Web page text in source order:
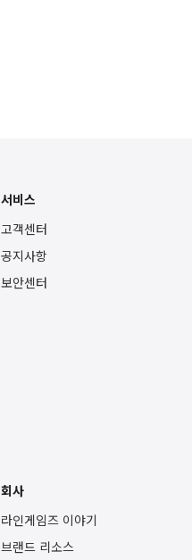
서비스
고객센터
공지사항
보안센터
회사
라인게임즈 이야기
브랜드 리소스